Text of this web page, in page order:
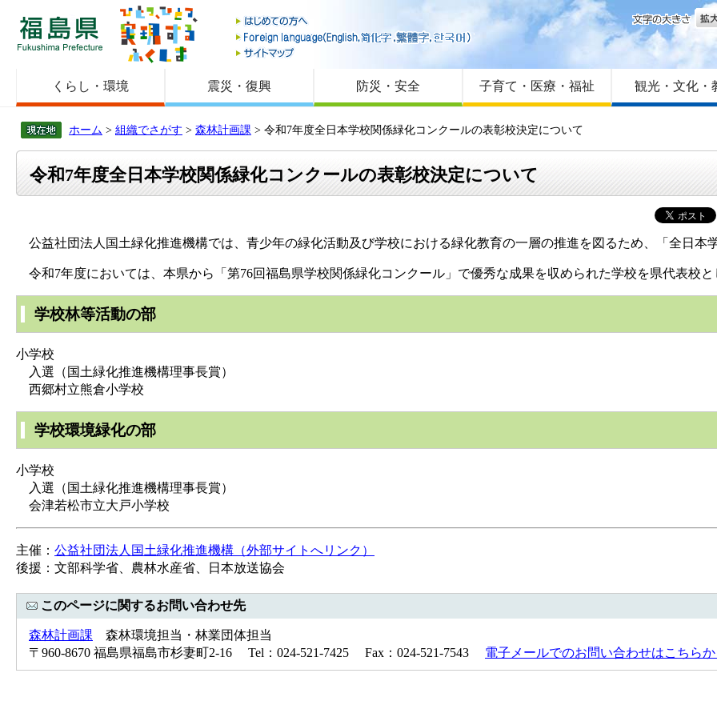
福島県
はじめての方へ
Foreign language
サイトマップ
文字
くらし・環境 震災・復興 防災・安全 子育て・医療・福祉 観光・文化・
ホーム > 組織でさがす > 森林計画課 > 令和7年度全日本学校関係緑化コンクールの表彰校決定について
令和7年度全日本学校関係緑化コンクールの表彰校決定について
公益社団法人国土緑化推進機構では、青少年の緑化活動及び学校における緑化教育の一層の推進を図るため、「全日本
令和7年度においては、本県から「第76回福島県学校関係緑化コンクール」で優秀な成果を収められた学校を県代表校
学校林等活動の部
小学校
入選（国土緑化推進機構理事長賞）
西郷村立熊倉小学校
学校環境緑化の部
小学校
入選（国土緑化推進機構理事長賞）
会津若松市立大戸小学校
主催： 公益社団法人国土緑化推進機構（外部サイトへリンク）
後援：文部科学省、農林水産省、日本放送協会
このページに関するお問い合わせ先
森林計画課 森林環境担当・林業団体担当
〒960-8670 福島県福島市杉妻町2-16 Tel：024-521-7425 Fax：024-521-7543 電子メールでのお問い合わせはこちら